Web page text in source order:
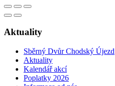
Aktuality
Sběrný Dvůr Chodský Újezd
Aktuality
Kalendář akcí
Poplatky 2026